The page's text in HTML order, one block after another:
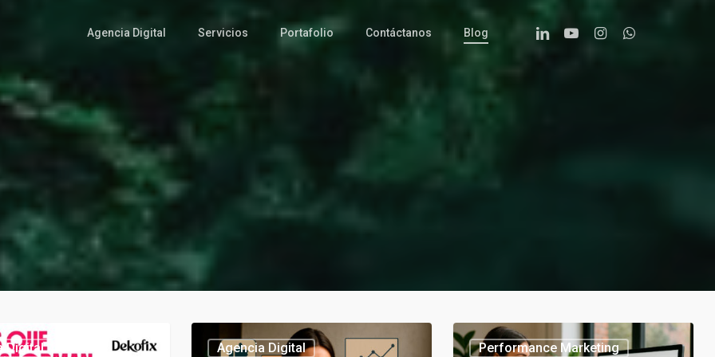
Agencia Digital Servicios Portafolio Contáctanos Blog LinkedinYoutubeInstagramWhatsapp
Digital
Tendencias
Agencia Digital
Tendencias
Performance Marketing